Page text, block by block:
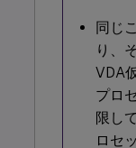
同じ
り、
VDA
プロ
限し
ロセ